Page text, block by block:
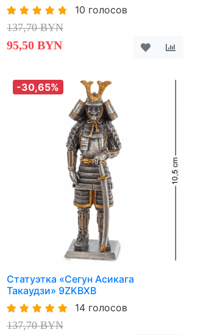
10 голосов
137,70 BYN
95,50 BYN
-30,65%
Статуэтка «Сегун Асикага
Такаудзи» 9ZKBXB
14 голосов
137,70 BYN